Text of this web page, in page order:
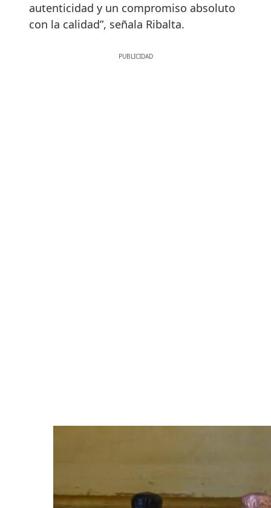
autenticidad y un compromiso absoluto
con la calidad”, señala Ribalta.